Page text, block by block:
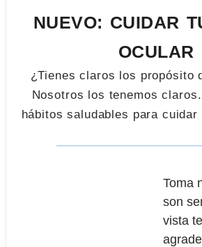
NUEVO: CUIDAR
OCULAR
¿Tienes claros los propósito
Nosotros los tenemos
hábitos saludables para
Toma
son
vista